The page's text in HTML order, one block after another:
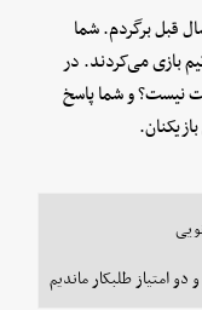
این گفت‌وگو، می‌خواهم به حدود ۱۴،۱۵ سال قبل برگردم. شما
بازی می‌کردند. در
نیست؟ و شما پاسخ
امتیاز طلبکار ماندیم